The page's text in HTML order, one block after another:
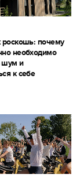
роскошь: почему
необходимо
шум и
к себе